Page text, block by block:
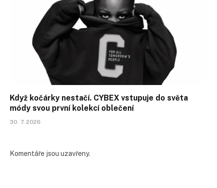
Když kočárky nestačí. CYBEX vstupuje do světa
módy svou první kolekcí oblečení
30. 7. 2026
Komentáře jsou uzavřeny.